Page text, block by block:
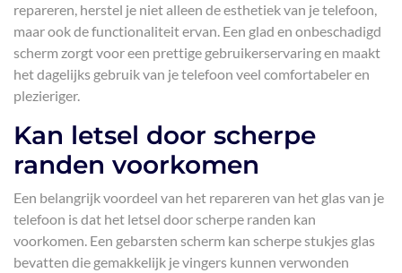
repareren, herstel je niet alleen de esthetiek van je telefoon,
maar ook de functionaliteit ervan. Een glad en onbeschadigd
scherm zorgt voor een prettige gebruikerservaring en maakt
het dagelijks gebruik van je telefoon veel comfortabeler en
plezieriger.
Kan letsel door scherpe
randen voorkomen
Een belangrijk voordeel van het repareren van het glas van je
telefoon is dat het letsel door scherpe randen kan
voorkomen. Een gebarsten scherm kan scherpe stukjes glas
bevatten die gemakkelijk je vingers kunnen verwonden